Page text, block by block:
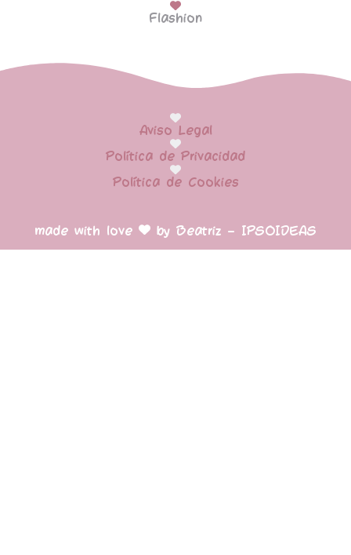
Flashion
made with love by Beatriz – IPSOIDEAS
Aviso Legal
Política de Privacidad
Política de Cookies